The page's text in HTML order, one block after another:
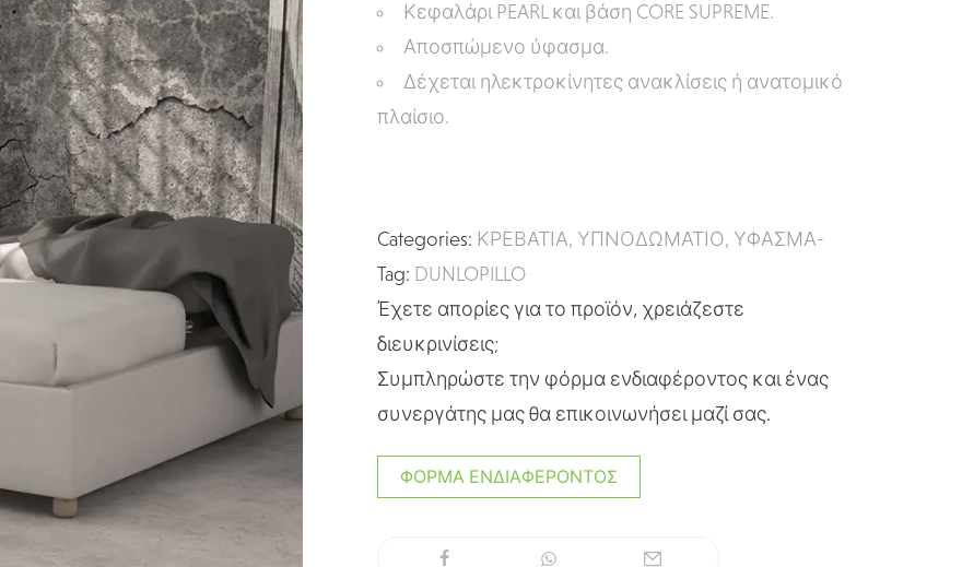
Κεφαλάρι PEARL και βάση CORE SUPREME.
Αποσπώμενο ύφασμα.
Δέχεται ηλεκτροκίνητες ανακλίσεις ή ανατομικό
πλαίσιο.
Categories: ΚΡΕΒΑΤΙΑ, ΥΠΝΟΔΩΜΑΤΙΟ, ΥΦΑΣΜΑ-
Tag: DUNLOPILLO
Έχετε απορίες για το προϊόν, χρειάζεστε
διευκρινίσεις;
Συμπληρώστε την φόρμα ενδιαφέροντος και ένας
συνεργάτης μας θα επικοινωνήσει μαζί σας.
ΦΌΡΜΑ ΕΝΔΙΑΦΈΡΟΝΤΟΣ